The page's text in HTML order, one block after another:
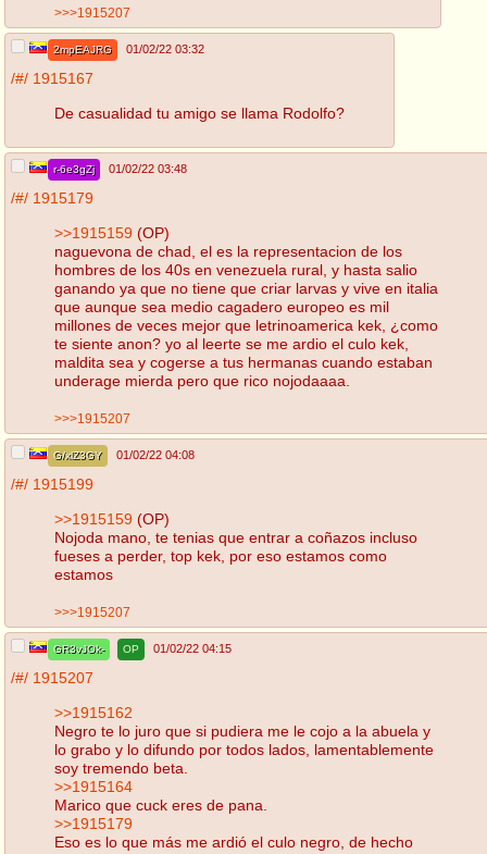
>>>1915207
2mpEAJRG 01/02/22 03:32
/#/ 1915167
De casualidad tu amigo se llama Rodolfo?
r-6e3gZj 01/02/22 03:48
/#/ 1915179
>>1915159 (OP)
naguevona de chad, el es la representacion de los
hombres de los 40s en venezuela rural, y hasta salio
ganando ya que no tiene que criar larvas y vive en italia
que aunque sea medio cagadero europeo es mil
millones de veces mejor que letrinoamerica kek, ¿como
te siente anon? yo al leerte se me ardio el culo kek,
maldita sea y cogerse a tus hermanas cuando estaban
underage mierda pero que rico nojodaaaa.
>>>1915207
G/xlZ3GY 01/02/22 04:08
/#/ 1915199
>>1915159 (OP)
Nojoda mano, te tenias que entrar a coñazos incluso
fueses a perder, top kek, por eso estamos como
estamos
>>>1915207
GR3vJOk- OP 01/02/22 04:15
/#/ 1915207
>>1915162
Negro te lo juro que si pudiera me le cojo a la abuela y
lo grabo y lo difundo por todos lados, lamentablemente
soy tremendo beta.
>>1915164
Marico que cuck eres de pana.
>>1915179
Eso es lo que más me ardió el culo negro, de hecho